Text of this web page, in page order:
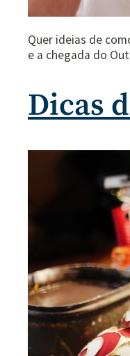
Quer ideias de
e a chegada do
Dicas